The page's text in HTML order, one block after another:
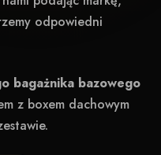
odpowiedni
bagażnika bazowego
z boxem dachowym